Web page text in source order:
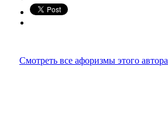
Смотреть все афоризмы этого автора